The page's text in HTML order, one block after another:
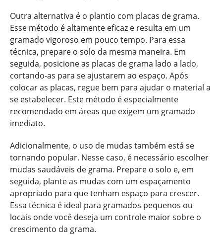
Outra alternativa é o plantio com placas de grama.
Esse método é altamente eficaz e resulta em um
gramado vigoroso em pouco tempo. Para essa
técnica, prepare o solo da mesma maneira. Em
seguida, posicione as placas de grama lado a lado,
cortando-as para se ajustarem ao espaço. Após
colocar as placas, regue bem para ajudar o material a
se estabelecer. Este método é especialmente
recomendado em áreas que exigem um gramado
imediato.
Adicionalmente, o uso de mudas também está se
tornando popular. Nesse caso, é necessário escolher
mudas saudáveis de grama. Prepare o solo e, em
seguida, plante as mudas com um espaçamento
apropriado para que tenham espaço para crescer.
Essa técnica é ideal para gramados pequenos ou
locais onde você deseja um controle maior sobre o
crescimento da grama.